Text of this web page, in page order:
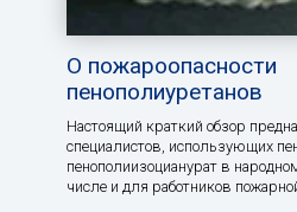
О пожароопасности
пенополиуретанов
Настоящий краткий обзор
специалистов, использующих
пенополиизоцианурат в
числе и для работников